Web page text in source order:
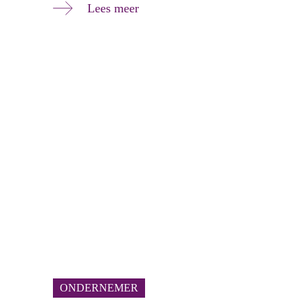
Lees meer
ONDERNEMER